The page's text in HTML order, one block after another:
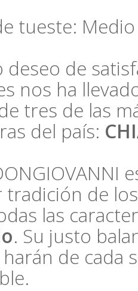
tueste:
deseo de
nos ha
tres de las
del país:
tradición de
las
. Su justo
harán de cada